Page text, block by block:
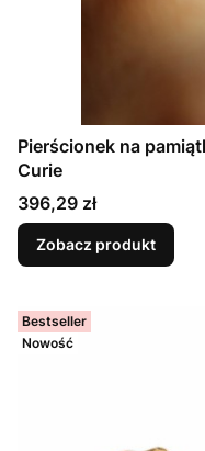
Pierścionek na
Curie
Cena
396,29 zł
Zobacz produkt
Bestseller
Nowość